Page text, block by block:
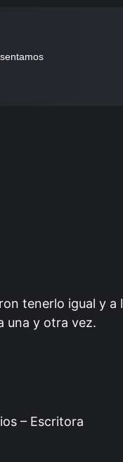
tenerlo igual y a
una y otra vez.
– Escritora